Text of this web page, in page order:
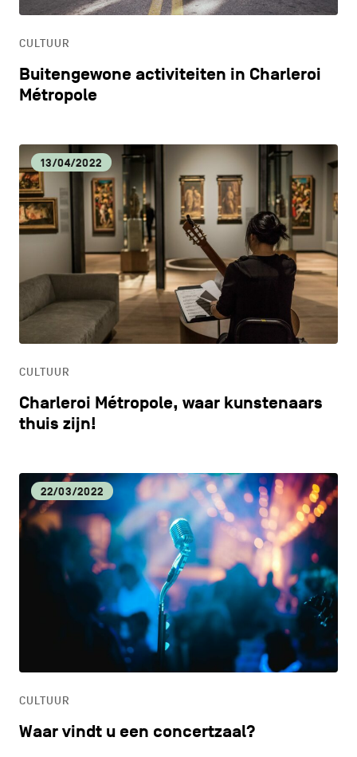
ONDERWIJS
CULTUUR
Buitengewone activiteiten in Charleroi
Métropole
13/04/2022
CULTUUR
Charleroi Métropole, waar kunstenaars
thuis zijn!
22/03/2022
CULTUUR
Waar vindt u een concertzaal?